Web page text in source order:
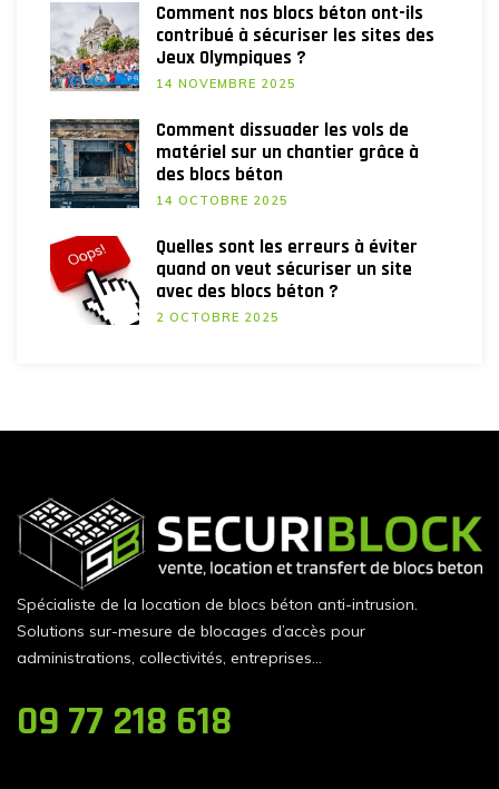
Comment nos blocs béton ont-ils
contribué à sécuriser les sites des
Jeux Olympiques ?
14 NOVEMBRE 2025
Comment dissuader les vols de
matériel sur un chantier grâce à
des blocs béton
14 OCTOBRE 2025
Quelles sont les erreurs à éviter
quand on veut sécuriser un site
avec des blocs béton ?
2 OCTOBRE 2025
Spécialiste de la location de blocs béton anti-intrusion.
Solutions sur-mesure de blocages d’accès pour
administrations, collectivités, entreprises…
09 77 218 618